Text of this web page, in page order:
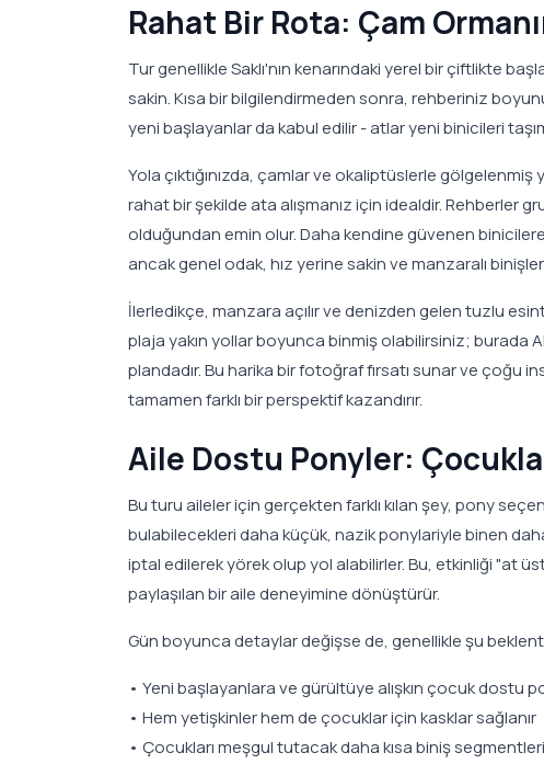
Rahat Bir Rota: Çam
Tur genellikle Saklı'nın kenarındaki yerel bir çiftlikte
sakin. Kısa bir bilgilendirmeden sonra, rehberiniz
yeni başlayanlar da kabul edilir - atlar yeni binicileri
Yola çıktığınızda, çamlar ve okaliptüslerle gölgelenmiş
rahat bir şekilde ata alışmanız için idealdir. Rehberler
olduğundan emin olur. Daha kendine güvenen
ancak genel odak, hız yerine sakin ve manzaralı
İlerledikçe, manzara açılır ve denizden gelen tuzlu
plaja yakın yollar boyunca binmiş olabilirsiniz; burada
plandadır. Bu harika bir fotoğraf fırsatı sunar ve çoğu
tamamen farklı bir perspektif kazandırır.
Aile Dostu Ponyler:
Bu turu aileler için gerçekten farklı kılan şey, pony
bulabilecekleri daha küçük, nazik ponylariyle binen
iptal edilerek yörek olup yol alabilirler. Bu, etkinliği "at
paylaşılan bir aile deneyimine dönüştürür.
Gün boyunca detaylar değişse de, genellikle şu
• Yeni başlayanlara ve gürültüye alışkın çocuk dostu
• Hem yetişkinler hem de çocuklar için kasklar sağlanır
• Çocukları meşgul tutacak daha kısa biniş